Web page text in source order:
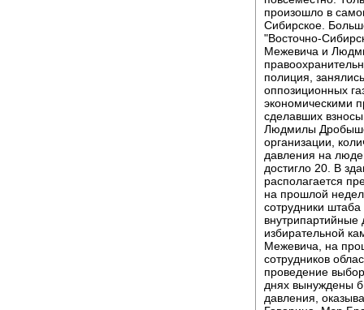
произошло в
Сибирское.
"Восточно-
Межевича и
полиция,
оппозиционных
экономическими
сделавших
Людмилы
организации,
давления на
достигло 20. В
располагается
на прошлой
сотрудники
избирательной
Межевича, на
сотрудников
проведение
днях вынуждены
давления,